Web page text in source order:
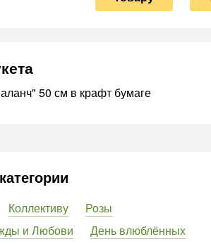
50 см в крафт бумаге
Коллективу
Розы
и Любови
День влюблённых